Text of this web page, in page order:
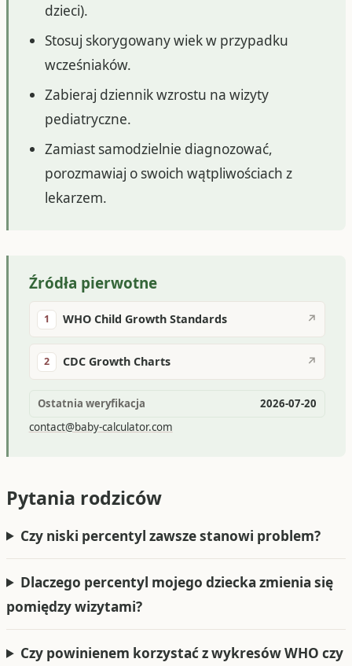
dzieci).
Stosuj skorygowany wiek w przypadku
wcześniaków.
Zabieraj dziennik wzrostu na wizyty
pediatryczne.
Zamiast samodzielnie diagnozować,
porozmawiaj o swoich wątpliwościach z
lekarzem.
Źródła pierwotne
1 WHO Child Growth Standards ↗
2 CDC Growth Charts ↗
Ostatnia weryfikacja
2026-07-20
contact@baby-calculator.com
Pytania rodziców
Czy niski percentyl zawsze stanowi problem?
Dlaczego percentyl mojego dziecka zmienia się
pomiędzy wizytami?
Czy powinienem korzystać z wykresów WHO czy